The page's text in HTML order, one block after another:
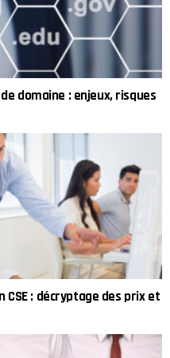
domaine : enjeux, risques
: décryptage des prix et